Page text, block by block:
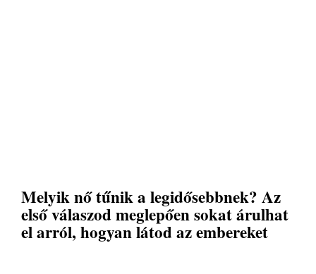
Melyik nő tűnik a legidősebbnek? Az
első válaszod meglepően sokat árulhat
el arról, hogyan látod az embereket